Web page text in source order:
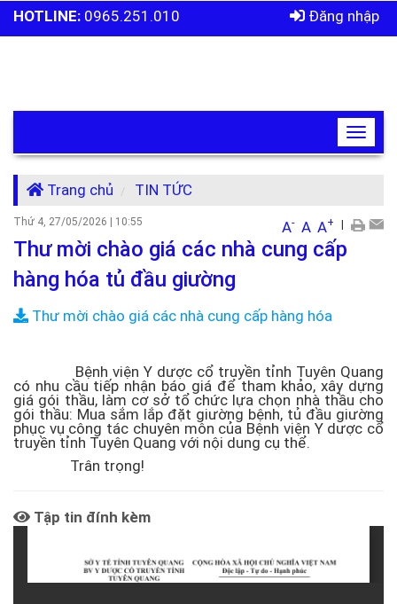
HOTLINE: 0965.251.010 Đăng nhập
Toggle
Trang chủ TIN TỨC
Thứ 4, 27/05/2026 | 10:55 A- A A+ |
Thư mời chào giá các nhà cung cấp
hàng hóa tủ đầu giường
Thư mời chào giá các nhà cung cấp hàng hóa
Bệnh viện Y dược cổ truyền tỉnh Tuyên Quang
có nhu cầu tiếp nhận báo giá để tham khảo, xây dựng
giá gói thầu, làm cơ sở tổ chức lựa chọn nhà thầu cho
gói thầu: Mua sắm lắp đặt giường bệnh, tủ đầu giường
phục vụ công tác chuyên môn của Bệnh viện Y dược cổ
truyền tỉnh Tuyên Quang với nội dung cụ thể.
Trân trọng!
Tập tin đính kèm